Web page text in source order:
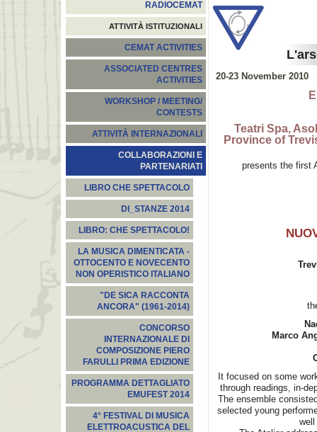
RADIOCEMAT
ATTIVITÀ ISTITUZIONALI
CEMAT ACTIVITIES
ASSOCIATED CENTRES
ACTIVITIES
WORKSHOP / MEETING/
CONTESTS
ATTIVITÀ INTERNAZIONALI
COLLABORAZIONI E
PARTENARIATI
LIBRO CHE SPETTACOLO
DI_STANZE 2014
LIBRO: CHE SPETTACOLO!
LA MUSICA DIMENTICATA -
OTTOCENTO E NOVECENTO
NON OPERISTICO ITALIANO
"DE SICA RACCONTA
ANCORA" (1961-2014)
CONCORSO
INTERNAZIONALE DI
COMPOSIZIONE PIERO
FARULLI PRIMA EDIZIONE
PROGRAMMA DETTAGLIATO
EMUFEST 2014
4° FESTIVAL DI MUSICA
ELETTROACUSTICA DEL
20-23 November 2010
Teatri Spa,
Province of
presents the first
Marco
It focused on some
through readings, in-
The ensemble
selected young
well